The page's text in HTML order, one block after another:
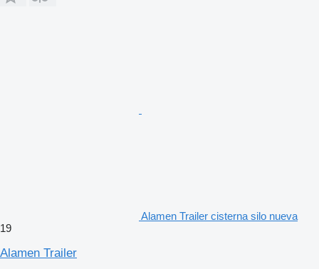
Alamen Trailer cisterna silo nueva
19
Alamen Trailer